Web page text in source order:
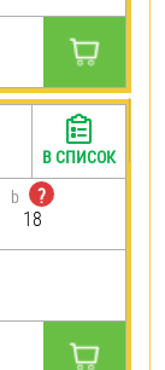
b
?
18
В СПИСОК